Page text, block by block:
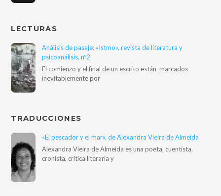
LECTURAS
Análisis de pasaje: «Istmo», revista de literatura y
psicoanálisis, nº2
El comienzo y el final de un escrito están marcados
inevitablemente por
TRADUCCIONES
«El pescador y el mar», de Alexandra Vieira de Almeida
Alexandra Vieira de Almeida es una poeta, cuentista,
cronista, crítica literaria y